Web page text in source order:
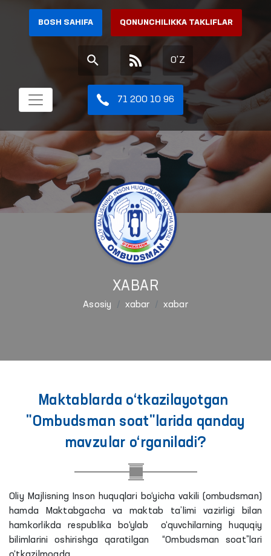
BOSH SAHIFA QONUNCHILIKKA TAKLIFLAR
O'Z
71 200 10 96
XABAR
Asosiy xabar xabar
Maktablarda o‘tkazilayotgan
"Ombudsman soat"larida qanday
mavzular o‘rganiladi?
Oliy Majlisning Inson huquqlari bo‘yicha vakili (ombudsman)
hamda Maktabgacha va maktab ta’limi vazirligi bilan
hamkorlikda respublika bo‘ylab o‘quvchilarning huquqiy
bilimlarini oshirishga qaratilgan “Ombudsman soat”lari